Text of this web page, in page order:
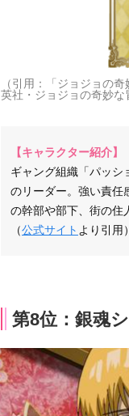
（引用：「ジョジョの奇
英社・ジョジョの奇妙な
【キャラクター紹介】
ギャング組織「パッシ
のリーダー。強い責任
の幹部や部下、街の住
（公式サイト より引用）
第8位：銀魂